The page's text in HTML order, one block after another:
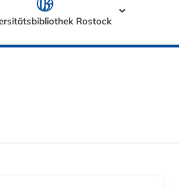
Rostock